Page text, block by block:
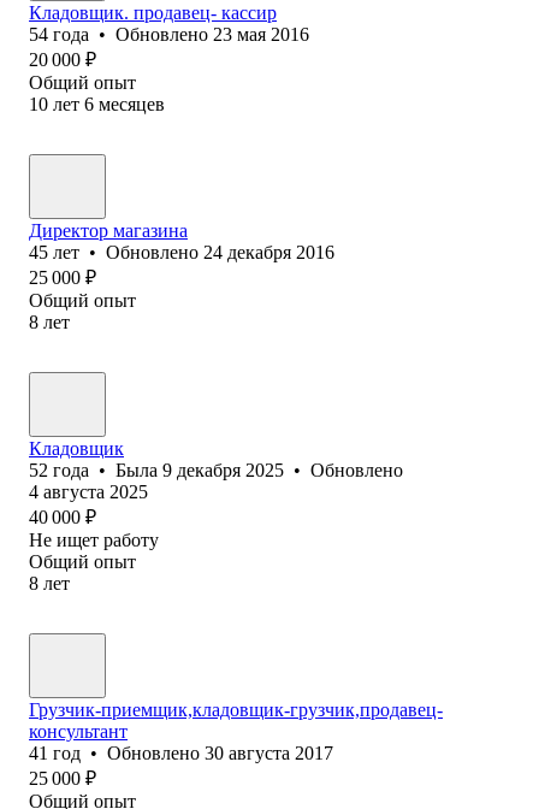
Кладовщик. продавец- кассир
54 года • Обновлено 23 мая 2016
20 000 ₽
Общий опыт
10 лет 6 месяцев
Директор магазина
45 лет • Обновлено 24 декабря 2016
25 000 ₽
Общий опыт
8 лет
Кладовщик
52 года • Была 9 декабря 2025 • Обновлено
4 августа 2025
40 000 ₽
Не ищет работу
Общий опыт
8 лет
Грузчик-приемщик,кладовщик-грузчик,продавец-
консультант
41 год • Обновлено 30 августа 2017
25 000 ₽
Общий опыт